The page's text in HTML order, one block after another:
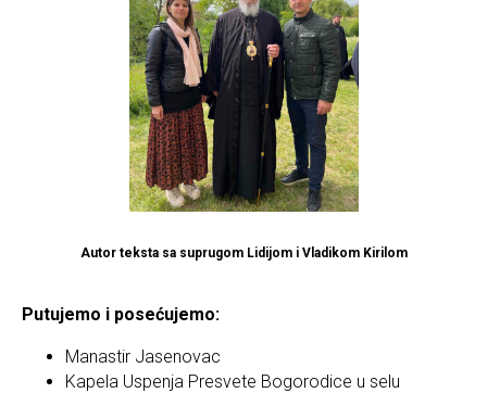
Autor teksta sa suprugom Lidijom i Vladikom Kirilom
Putujemo i posećujemo:
Manastir Jasenovac
Kapela Uspenja Presvete Bogorodice u selu